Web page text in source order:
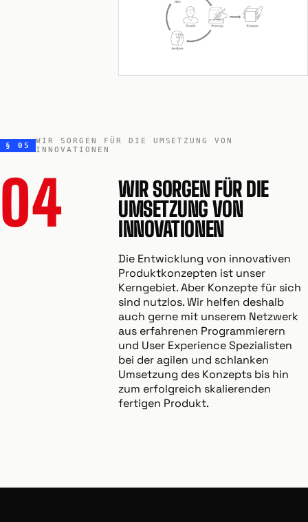
§ 05
WIR SORGEN FÜR DIE UMSETZUNG VON
INNOVATIONEN
04
WIR SORGEN FÜR DIE
UMSETZUNG VON
INNOVATIONEN
Die Entwicklung von innovativen
Produktkonzepten ist unser
Kerngebiet. Aber Konzepte für sich
sind nutzlos. Wir helfen deshalb
auch gerne mit unserem Netzwerk
aus erfahrenen Programmierern
und User Experience Spezialisten
bei der agilen und schlanken
Umsetzung des Konzepts bis hin
zum erfolgreich skalierenden
fertigen Produkt.